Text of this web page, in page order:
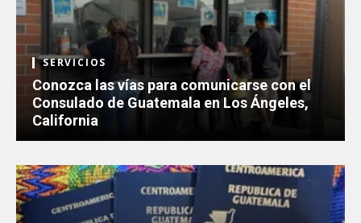
SERVICIOS
Conozca las vías para comunicarse con el
Consulado de Guatemala en Los Ángeles,
California